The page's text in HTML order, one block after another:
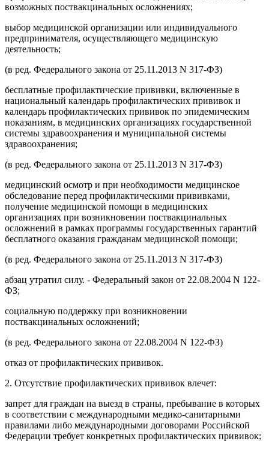
возможных поствакцинальных осложнениях;
выбор медицинской организации или индивидуального
предпринимателя, осуществляющего медицинскую
деятельность;
(в ред. Федерального закона от 25.11.2013 N 317-ФЗ)
бесплатные профилактические прививки, включенные в
национальный календарь профилактических прививок и
календарь профилактических прививок по эпидемическим
показаниям, в медицинских организациях государственной
системы здравоохранения и муниципальной системы
здравоохранения;
(в ред. Федерального закона от 25.11.2013 N 317-ФЗ)
медицинский осмотр и при необходимости медицинское
обследование перед профилактическими прививками,
получение медицинской помощи в медицинских
организациях при возникновении поствакцинальных
осложнений в рамках программы государственных гарантий
бесплатного оказания гражданам медицинской помощи;
(в ред. Федерального закона от 25.11.2013 N 317-ФЗ)
абзац утратил силу. - Федеральный закон от 22.08.2004 N 122-
ФЗ;
социальную поддержку при возникновении
поствакцинальных осложнений;
(в ред. Федерального закона от 22.08.2004 N 122-ФЗ)
отказ от профилактических прививок.
2. Отсутствие профилактических прививок влечет:
запрет для граждан на выезд в страны, пребывание в которых
в соответствии с международными медико-санитарными
правилами либо международными договорами Российской
Федерации требует конкретных профилактических прививок;